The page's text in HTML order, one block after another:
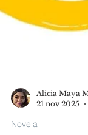
21 nov 2025